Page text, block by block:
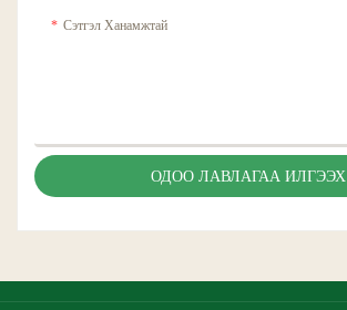
Сэтгэл Ханамжтай
ОДОО ЛАВЛАГАА ИЛГЭЭХ